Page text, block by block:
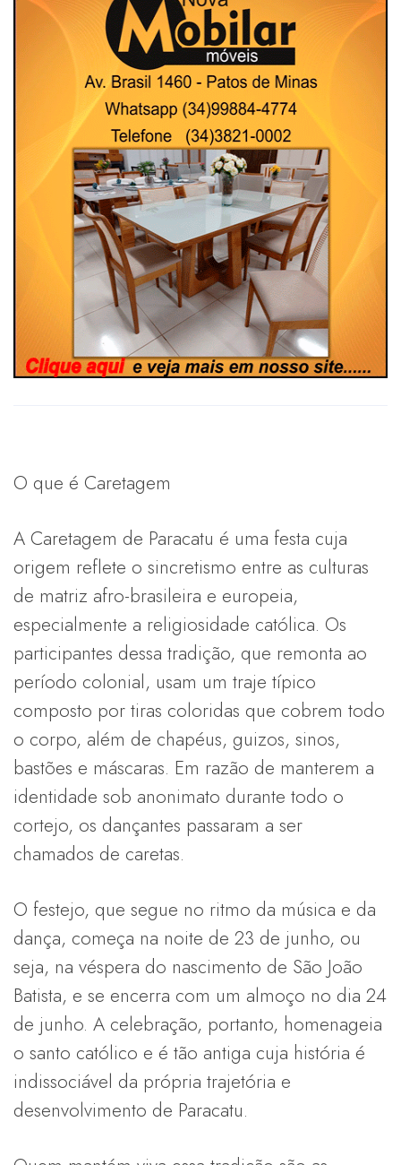
O que é Caretagem
A Caretagem de Paracatu é uma festa cuja
origem reflete o sincretismo entre as culturas
de matriz afro-brasileira e europeia,
especialmente a religiosidade católica. Os
participantes dessa tradição, que remonta ao
período colonial, usam um traje típico
composto por tiras coloridas que cobrem todo
o corpo, além de chapéus, guizos, sinos,
bastões e máscaras. Em razão de manterem a
identidade sob anonimato durante todo o
cortejo, os dançantes passaram a ser
chamados de caretas.
O festejo, que segue no ritmo da música e da
dança, começa na noite de 23 de junho, ou
seja, na véspera do nascimento de São João
Batista, e se encerra com um almoço no dia 24
de junho. A celebração, portanto, homenageia
o santo católico e é tão antiga cuja história é
indissociável da própria trajetória e
desenvolvimento de Paracatu.